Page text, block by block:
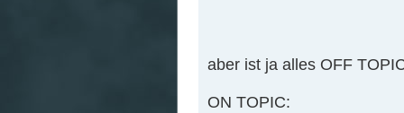
aber ist ja alles OFF
ON TOPIC: